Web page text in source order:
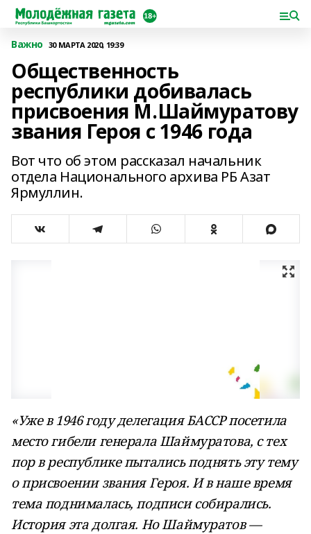
Важно 30 МАРТА 2020, 19:39
Общественность
республики добивалась
присвоения М.Шаймуратову
звания Героя с 1946 года
Вот что об этом рассказал начальник
отдела Национального архива РБ Азат
Ярмуллин.
«Уже в 1946 году делегация БАССР посетила
место гибели генерала Шаймуратова, с тех
пор в республике пытались поднять эту тему
о присвоении звания Героя. И в наше время
тема поднималась, подписи собирались.
История эта долгая. Но Шаймуратов —